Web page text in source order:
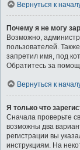
Вернуться к
Почему я не могу
Возможно,
пользователей.
запретил имя, под
Обратитесь за
Вернуться к
Я только что
Сначала проверьте
возможны два
регистрации вы
инструкциям. На